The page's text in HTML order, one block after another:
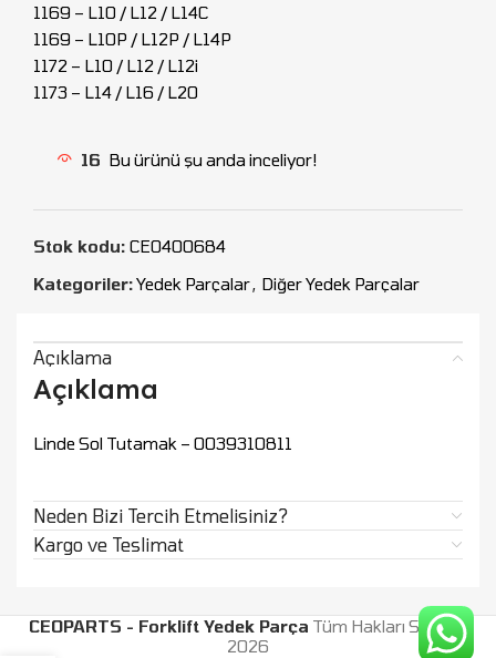
1169 – L10 / L12 / L14C
1169 – L10P / L12P / L14P
1172 – L10 / L12 / L12i
1173 – L14 / L16 / L20
16 Bu ürünü şu anda inceliyor!
Stok kodu: CEO400684
Kategoriler:Yedek Parçalar, Diğer Yedek Parçalar
Açıklama
Açıklama
Linde Sol Tutamak – 0039310811
Neden Bizi Tercih Etmelisiniz?
Kargo ve Teslimat
CEOPARTS - Forklift Yedek Parça Tüm Hakları Saklıdır.
2026